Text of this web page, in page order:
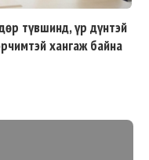
түвшинд, үр дүнтэй
хангаж байна